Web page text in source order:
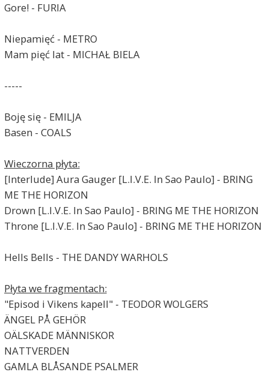
Gore! - FURIA
Niepamięć - METRO
Mam pięć lat - MICHAŁ BIELA
-----
Boję się - EMILJA
Basen - COALS
Wieczorna płyta:
[Interlude] Aura Gauger [L.I.V.E. In Sao Paulo] - BRING
ME THE HORIZON
Drown [L.I.V.E. In Sao Paulo] - BRING ME THE HORIZON
Throne [L.I.V.E. In Sao Paulo] - BRING ME THE HORIZON
Hells Bells - THE DANDY WARHOLS
Płyta we fragmentach:
"Episod i Vikens kapell" - TEODOR WOLGERS
ÄNGEL PÅ GEHÖR
OÄLSKADE MÄNNISKOR
NATTVERDEN
GAMLA BLÅSANDE PSALMER